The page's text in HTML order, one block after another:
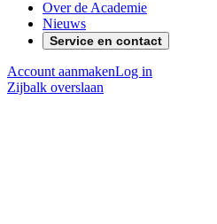
Over de Academie
Nieuws
Service en contact
Account aanmakenLog in
Zijbalk overslaan